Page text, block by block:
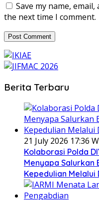
Save my name,
the next time I comment.
Berita Terbaru
21 July 2026 17:36
Kolaborasi Polda
Menyapa Salurkan
Kepedulian Melalui